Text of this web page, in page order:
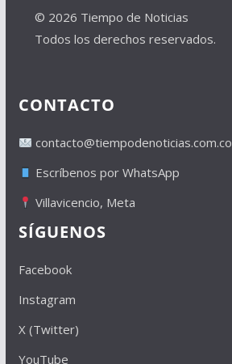
© 2026 Tiempo de Noticias
Todos los derechos reservados.
CONTACTO
contacto@tiempodenoticias.com.co
Escríbenos por WhatsApp
Villavicencio, Meta
SÍGUENOS
Facebook
Instagram
X (Twitter)
YouTube